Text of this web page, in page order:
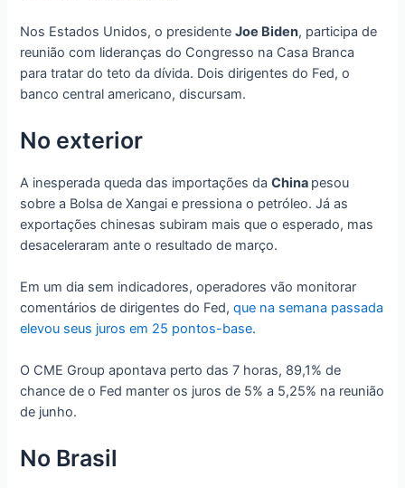
Nos Estados Unidos, o presidenteJoe Biden, participa de
reunião com lideranças do Congresso na Casa Branca
para tratar do teto da dívida. Dois dirigentes do Fed, o
banco central americano, discursam.
No exterior
A inesperada queda das importações daChina pesou
sobre a Bolsa de Xangai e pressiona o petróleo. Já as
exportações chinesas subiram mais que o esperado, mas
desaceleraram ante o resultado de março.
Em um dia sem indicadores, operadores vão monitorar
comentários de dirigentes do Fed,que na semana passada
elevou seus juros em 25 pontos-base.
O CME Group apontava perto das 7 horas, 89,1% de
chance de o Fed manter os juros de 5% a 5,25% na reunião
de junho.
No Brasil